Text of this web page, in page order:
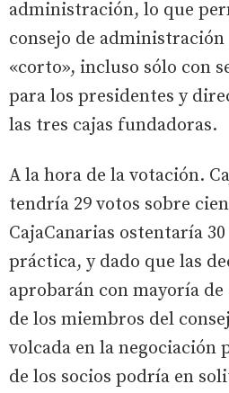
administración, lo que
consejo de administración
«corto», incluso sólo con
para los presidentes y
las tres cajas fundadoras.
A la hora de la votación.
tendría 29 votos sobre
CajaCanarias ostentaría
práctica, y dado que las
aprobarán con mayoría
de los miembros del
volcada en la negociación
de los socios podría en